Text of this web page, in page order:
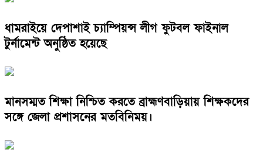
ধামরাইয়ে দেপাশাই চ্যাম্পিয়ন্স লীগ ফুটবল ফাইনাল
টুর্নামেন্ট অনুষ্ঠিত হয়েছে
মানসম্মত শিক্ষা নিশ্চিত করতে ব্রাহ্মণবাড়িয়ায় শিক্ষকদের
সঙ্গে জেলা প্রশাসনের মতবিনিময়।